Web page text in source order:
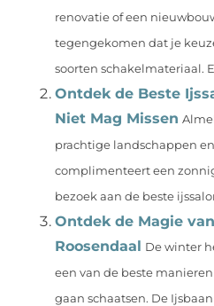
renovatie of een
tegengekomen dat je
soorten schakelmateriaal.
Ontdek de Beste
Niet Mag Missen
prachtige landschappen
complimenteert een
bezoek aan de beste
Ontdek de Magie
Roosendaal De winter
een van de beste
gaan schaatsen. De